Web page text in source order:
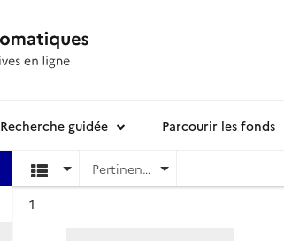
Recherche guidée Parcourir les fonds
Pertinence
1